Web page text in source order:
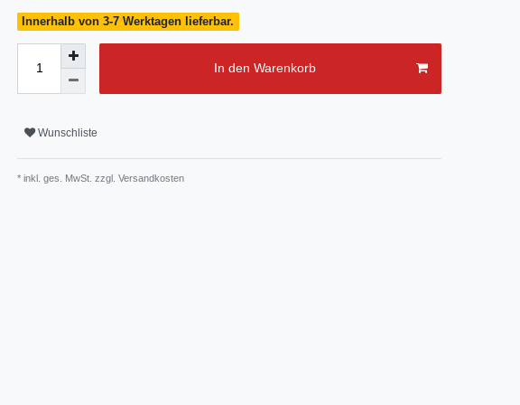
Innerhalb von 3-7 Werktagen lieferbar.
In den Warenkorb
Wunschliste
* inkl. ges. MwSt. zzgl. Versandkosten